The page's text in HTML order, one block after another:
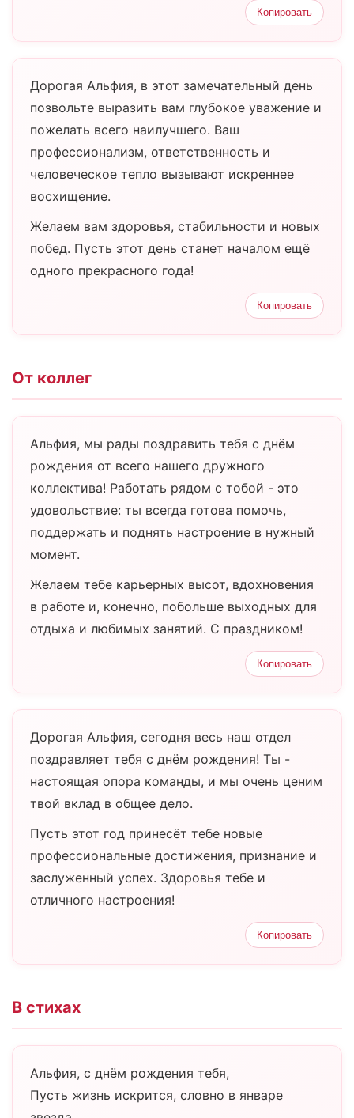
Копировать
Дорогая Альфия, в этот замечательный день
позвольте выразить вам глубокое уважение и
пожелать всего наилучшего. Ваш
профессионализм, ответственность и
человеческое тепло вызывают искреннее
восхищение.
Желаем вам здоровья, стабильности и новых
побед. Пусть этот день станет началом ещё
одного прекрасного года!
Копировать
От коллег
Альфия, мы рады поздравить тебя с днём
рождения от всего нашего дружного
коллектива! Работать рядом с тобой - это
удовольствие: ты всегда готова помочь,
поддержать и поднять настроение в нужный
момент.
Желаем тебе карьерных высот, вдохновения
в работе и, конечно, побольше выходных для
отдыха и любимых занятий. С праздником!
Копировать
Дорогая Альфия, сегодня весь наш отдел
поздравляет тебя с днём рождения! Ты -
настоящая опора команды, и мы очень ценим
твой вклад в общее дело.
Пусть этот год принесёт тебе новые
профессиональные достижения, признание и
заслуженный успех. Здоровья тебе и
отличного настроения!
Копировать
В стихах
Альфия, с днём рождения тебя,
Пусть жизнь искрится, словно в январе